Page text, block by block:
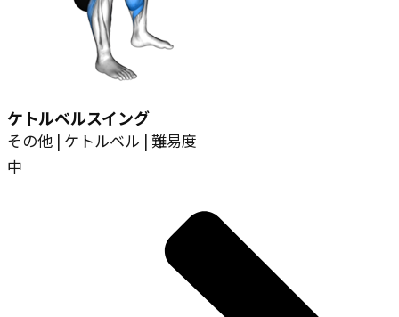
ケトルベルスイング
その他 | ケトルベル | 難易度
中